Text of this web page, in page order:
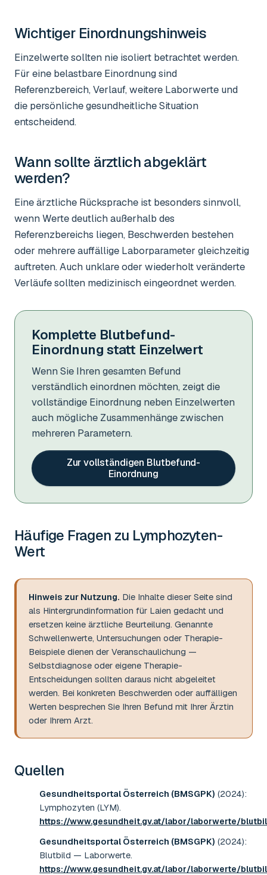
Wichtiger Einordnungshinweis
Einzelwerte sollten nie isoliert betrachtet werden.
Für eine belastbare Einordnung sind
Referenzbereich, Verlauf, weitere Laborwerte und
die persönliche gesundheitliche Situation
entscheidend.
Wann sollte ärztlich abgeklärt
werden?
Eine ärztliche Rücksprache ist besonders sinnvoll,
wenn Werte deutlich außerhalb des
Referenzbereichs liegen, Beschwerden bestehen
oder mehrere auffällige Laborparameter gleichzeitig
auftreten. Auch unklare oder wiederholt veränderte
Verläufe sollten medizinisch eingeordnet werden.
Komplette Blutbefund-
Einordnung statt Einzelwert
Wenn Sie Ihren gesamten Befund
verständlich einordnen möchten, zeigt die
vollständige Einordnung neben Einzelwerten
auch mögliche Zusammenhänge zwischen
mehreren Parametern.
Zur vollständigen Blutbefund-
Einordnung
Häufige Fragen zu Lymphozyten-
Wert
Hinweis zur Nutzung. Die Inhalte dieser Seite sind
als Hintergrundinformation für Laien gedacht und
ersetzen keine ärztliche Beurteilung. Genannte
Schwellenwerte, Untersuchungen oder Therapie-
Beispiele dienen der Veranschaulichung —
Selbstdiagnose oder eigene Therapie-
Entscheidungen sollten daraus nicht abgeleitet
werden. Bei konkreten Beschwerden oder auffälligen
Werten besprechen Sie Ihren Befund mit Ihrer Ärztin
oder Ihrem Arzt.
Quellen
Gesundheitsportal Österreich (BMSGPK) (2024):
Lymphozyten (LYM).
https://www.gesundheit.gv.at/labor/laborwerte/
Gesundheitsportal Österreich (BMSGPK) (2024):
Blutbild — Laborwerte.
https://www.gesundheit.gv.at/labor/laborwerte/